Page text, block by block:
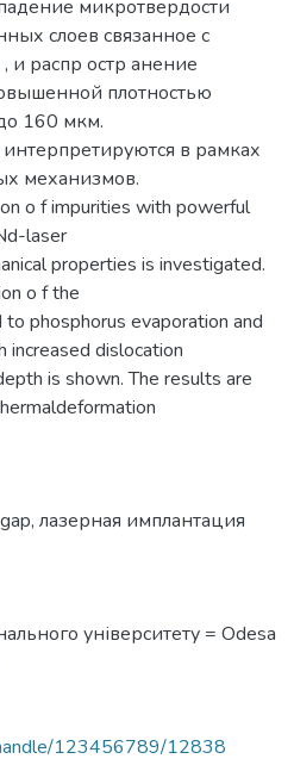
микротвердости
слоев связанное с
и распр остр анение
плотностью
160 мкм.
в рамках
механизмов.
o f impurities with powerful
laser
properties is investigated.
o f the
phosphorus evaporation and
increased dislocation
is shown. The results are
, лазерная имплантация
університету = Odesa
123456789/12838